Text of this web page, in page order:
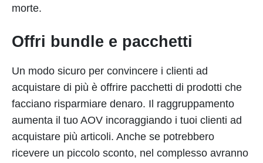
morte.
Offri bundle e pacchetti
Un modo sicuro per convincere i clienti ad
acquistare di più è offrire pacchetti di prodotti che
facciano risparmiare denaro. Il raggruppamento
aumenta il tuo AOV incoraggiando i tuoi clienti ad
acquistare più articoli. Anche se potrebbero
ricevere un piccolo sconto, nel complesso avranno